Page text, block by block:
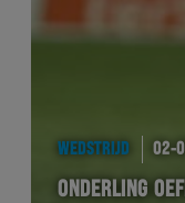
WEDSTRIJD 02-
ONDERLING